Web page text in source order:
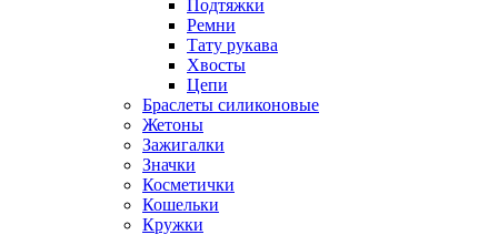
Подтяжки
Ремни
Тату рукава
Хвосты
Цепи
Браслеты силиконовые
Жетоны
Зажигалки
Значки
Косметички
Кошельки
Кружки